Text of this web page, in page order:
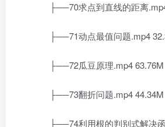
├──70求点到直线的距离
├──71动点最值问题.mp4
├──72瓜豆原理.mp4 63.76M
├──73翻折问题.mp4 44.34M
├──74利用根的判别式解决函